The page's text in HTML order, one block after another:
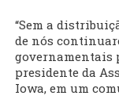
“Sem a
de nós
governamentais
presidente da
Iowa, em um